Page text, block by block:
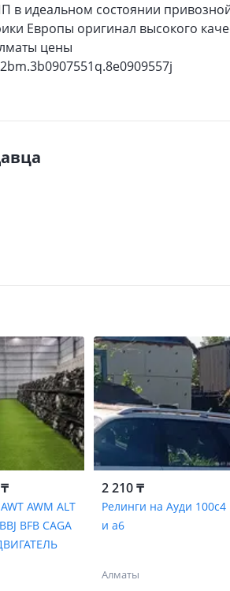
в идеальном состоянии
Европы оригинал высокого
цены
AWM ALT
BFB CAGA
2 210 ₸
Релинги на Ауди 100с4
и а6
Алматы